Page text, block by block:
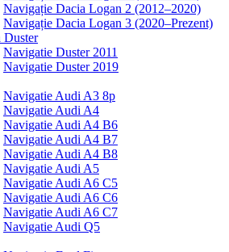
Navigație Dacia Logan 2 (2012–2020)
Navigație Dacia Logan 3 (2020–Prezent)
Duster
Navigatie Duster 2011
Navigatie Duster 2019
Navigatie Audi A3 8p
Navigatie Audi A4
Navigatie Audi A4 B6
Navigatie Audi A4 B7
Navigatie Audi A4 B8
Navigatie Audi A5
Navigatie Audi A6 C5
Navigatie Audi A6 C6
Navigatie Audi A6 C7
Navigatie Audi Q5